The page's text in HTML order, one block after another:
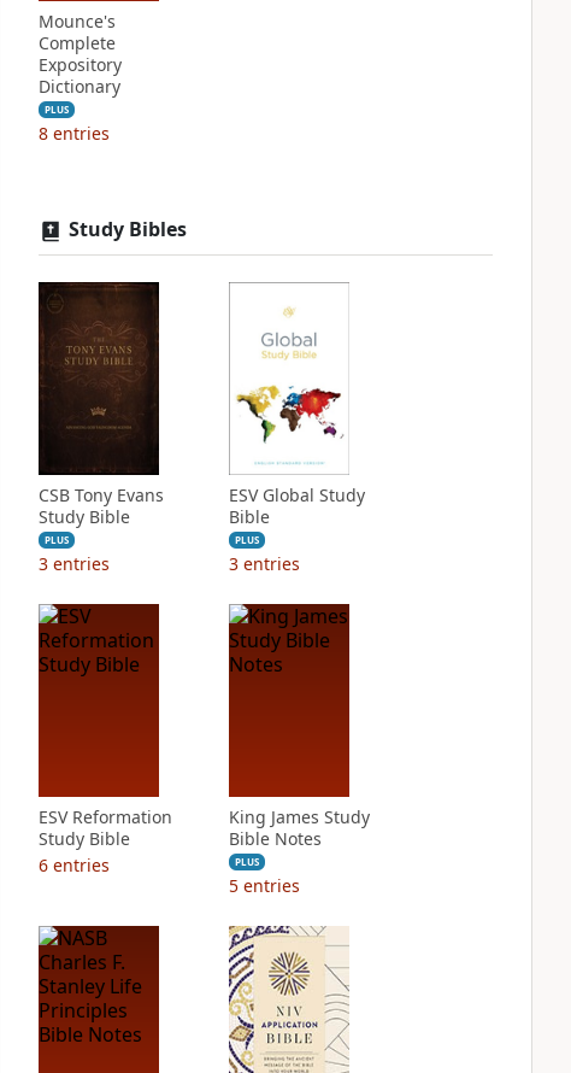
Mounce's
Complete
Expository
Dictionary
PLUS
8 entries
Study Bibles
CSB Tony Evans
Study Bible
PLUS
3 entries
ESV Global Study
Bible
PLUS
3 entries
ESV Reformation
Study Bible
6 entries
King James Study
Bible Notes
PLUS
5 entries